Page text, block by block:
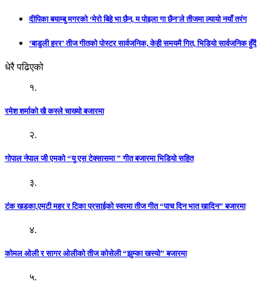
दीपिका बयाम्बु मगरको ‘मेरो बिहे भा छैन, म पोइला गा छैन’ले तीजमा ल्यायो नयाँ तरंग
‘बाडुली हरर’ तीज गीतको पोस्टर सार्वजनिक, केही समयमै गित, भिडियो सार्वजनिक हुँदै
धेरै पढिएको
१.
रमेश शर्माको खै कस्ले चाख्यो बजारमा
२.
गोपाल नेपाल जी एमको “यु एस टेक्सासमा ” गीत बजारमा भिडियो सहित
३.
टंक खडका,एमटी महर र टिका प्रसाईको स्वरमा तीज गीत “पाच दिन भात खादिन” बजारमा
४.
कोमल ओली र सागर ओलीको तीज कोसेली “झुम्का खस्यो” बजारमा
५.